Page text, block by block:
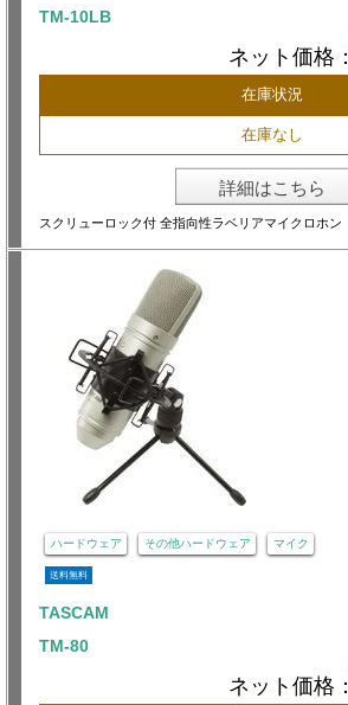
TM-10LB
ネット価格：
在庫状況
在庫なし
詳細はこちら
スクリューロック付 全指向性ラベリアマイクロホン
ハードウェア その他ハードウェア マイク
送料無料
TASCAM
TM-80
ネット価格：